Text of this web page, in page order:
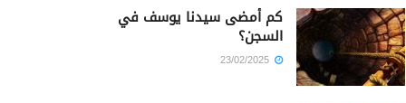
كم أمضى سيدنا يوسف في
السجن؟